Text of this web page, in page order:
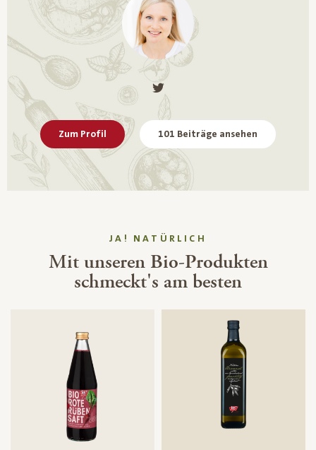
Zum Profil 101 Beiträge ansehen
JA! NATÜRLICH
Mit unseren Bio-Produkten
schmeckt's am besten